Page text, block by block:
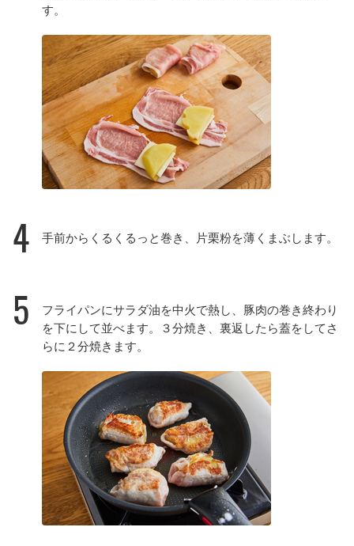
す。
4 手前からくるくるっと巻き、片栗粉を薄くまぶします。
5
フライパンにサラダ油を中火で熱し、豚肉の巻き終わり
を下にして並べます。３分焼き、裏返したら蓋をしてさ
らに２分焼きます。